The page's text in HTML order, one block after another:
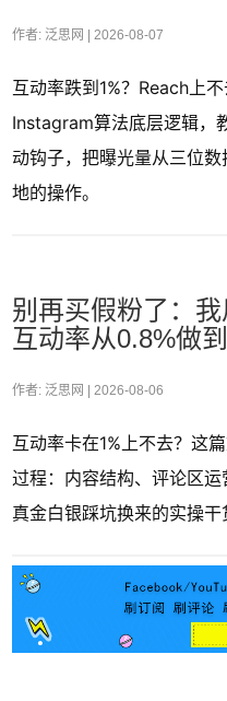
作者: 泛思网 | 2026-08-07
互动率跌到1%？Reach上
Instagram算法底层逻辑，
动钩子，把曝光量从三位
地的操作。
别再买假粉了：
互动率从0.8%做
作者: 泛思网 | 2026-08-06
互动率卡在1%上不去？这
过程：内容结构、评论区
真金白银踩坑换来的实操干